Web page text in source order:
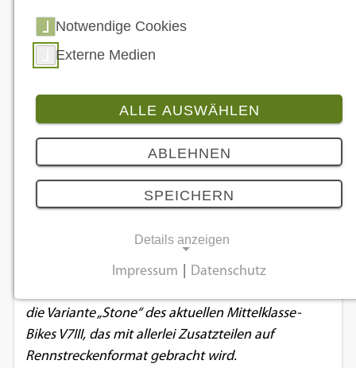
2 Bilder
Moto Guzzi: Schickt V7 auf die
Rennstrecke
23.01.2019
Hobbypiloten können sich in Italien im Rahmen
die Variante „Stone“ des aktuellen Mittelklasse-
Bikes V7III, das mit allerlei Zusatzteilen auf
Rennstreckenformat gebracht wird.
Notwendige Cookies
Externe Medien
ALLE AUSWÄHLEN
ABLEHNEN
SPEICHERN
Details anzeigen
Notwendige Cookies ermöglichen
grundlegende Funktionen und sind für die
einwandfreie Funktion der Website
Impressum Datenschutz